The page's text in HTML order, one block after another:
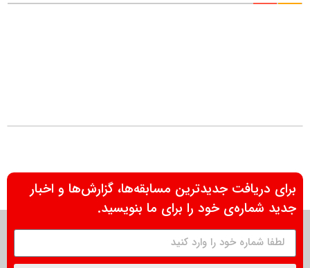
برای دریافت جدیدترین مسابقه‌ها، گزارش‌ها و اخبار
جدید شماره‌ی خود را برای ما بنویسید.